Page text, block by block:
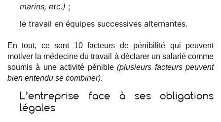
marins, etc.) ;
le travail en équipes successives alternantes.
En tout, ce sont 10 facteurs de pénibilité qui peuvent
motiver la médecine du travail à déclarer un salarié comme
soumis à une activité pénible(plusieurs facteurs peuvent
bien entendu se combiner).
L’entreprise face à ses obligations
légales